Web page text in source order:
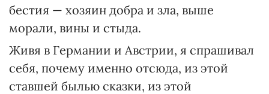
бестия — хозяин добра и зла, выше
морали, вины и стыда.
Живя в Германии и Австрии, я спрашивал
себя, почему именно отсюда, из этой
ставшей былью сказки, из этой